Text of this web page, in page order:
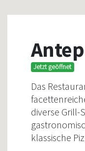
Jetzt geöffnet
Das
diverse Grill-
klassische